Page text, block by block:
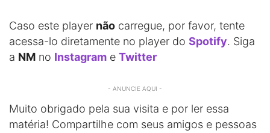
Caso este player não carregue, por favor, tente
acessa-lo diretamente no player do Spotify. Siga
a NM no Instagram e Twitter
- ANUNCIE AQUI -
Muito obrigado pela sua visita e por ler essa
matéria! Compartilhe com seus amigos e pessoas